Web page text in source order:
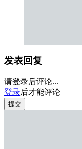
发表回复
请登录后评论...
登录后才能评论
提交